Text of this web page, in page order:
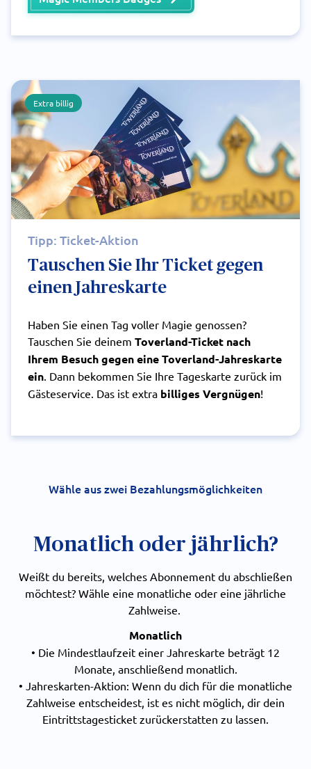
Extra billig
Tipp: Ticket-Aktion
Tauschen Sie Ihr Ticket gegen
einen Jahreskarte
Haben Sie einen Tag voller Magie genossen?
Tauschen Sie deinem Toverland-Ticket nach
Ihrem Besuch gegen eine Toverland-Jahreskarte
ein. Dann bekommen Sie Ihre Tageskarte zurück im
Gästeservice. Das ist extra billiges Vergnügen!
Wähle aus zwei Bezahlungsmöglichkeiten
Monatlich oder jährlich?
Weißt du bereits, welches Abonnement du abschließen
möchtest? Wähle eine monatliche oder eine jährliche
Zahlweise.
Monatlich
• Die Mindestlaufzeit einer Jahreskarte beträgt 12
Monate, anschließend monatlich.
• Jahreskarten-Aktion: Wenn du dich für die monatliche
Zahlweise entscheidest, ist es nicht möglich, dir dein
Eintrittstagesticket zurückerstatten zu lassen.